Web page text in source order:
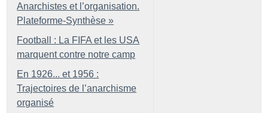
Anarchistes et l’organisation.
Plateforme-Synthèse »
Football : La FIFA et les USA
marquent contre notre camp
En 1926... et 1956 :
Trajectoires de l’anarchisme
organisé